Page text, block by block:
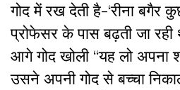
गोद में रख देती है-‘रीना बगैर
प्रोफेसर के पास बढ़ती जा
आगे गोद खोली ‘‘यह लो अपना
उसने अपनी गोद से बच्चा